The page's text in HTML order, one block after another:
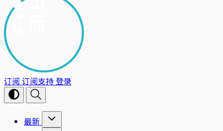
订阅 订阅支持登录
最新